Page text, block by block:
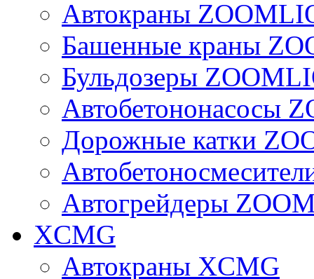
Автокраны
Башенные краны
Бульдозеры
Автобетононасосы
Дорожные катки
Автогрейдеры
XCMG
Автокраны XCMG